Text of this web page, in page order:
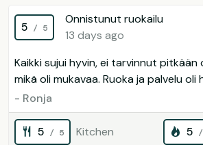
5 / 5
Onnistunut ruokailu
13 days ago
Kaikki sujui hyvin, ei tarvinnut
mikä oli mukavaa. Ruoka ja palvelu oli
- Ronja
5 / 5 Kitchen 5